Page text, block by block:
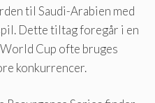
til Saudi-Arabien med
Dette tiltag foregår i en
Cup ofte bruges
konkurrencer.